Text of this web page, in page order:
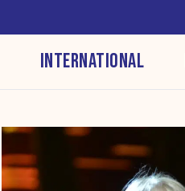
INTERNATIONAL